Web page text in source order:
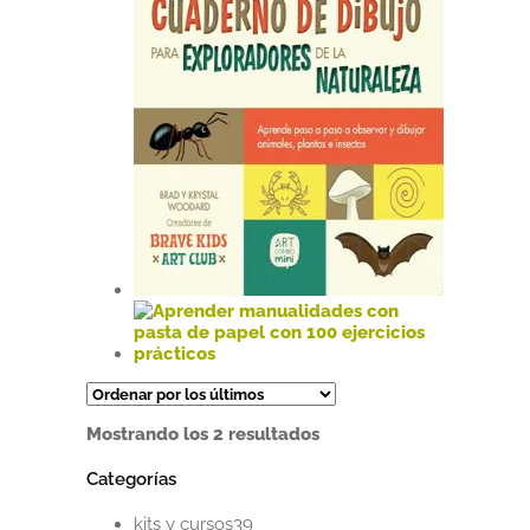
Este
producto
tiene
variantes.
opciones
pueden
en
producto
múltiples
Las
se
Mostrando los 2 resultadosOrdenado
Categorías
kits y cursos3939